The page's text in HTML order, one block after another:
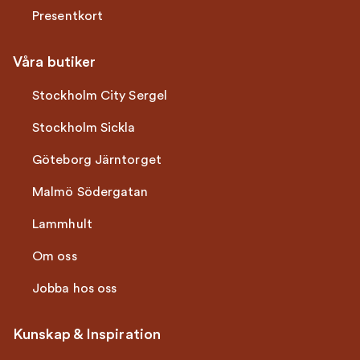
Presentkort
Våra butiker
Stockholm City Sergel
Stockholm Sickla
Göteborg Järntorget
Malmö Södergatan
Lammhult
Om oss
Jobba hos oss
Kunskap & Inspiration